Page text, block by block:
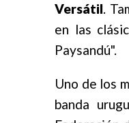
Versátil.
en las
Paysandú".
Uno de los
banda